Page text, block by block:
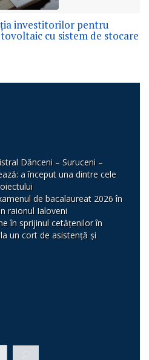
investitorilor pentru
cu sistem de stocare
Dănceni – Suruceni –
a început una dintre cele
de bacalaureat 2026 în
raionul Ialoveni
în sprijinul cetățenilor în
un cort de asistență și